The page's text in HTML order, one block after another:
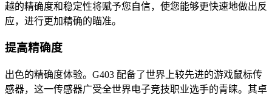
越的精确度和稳定性将赋予您自信，使您能够更快速地做出反
应，进行更加精确的瞄准。
提高精确度
出色的精确度体验。G403 配备了世界上较先进的游戏鼠标传
感器，这一传感器广受全世界电子竞技职业选手的青睐。其卓